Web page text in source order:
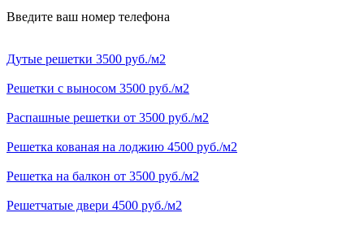
Введите ваш номер телефона
Дутые решетки 3500 руб./м2
Решетки с выносом 3500 руб./м2
Распашные решетки от 3500 руб./м2
Решетка кованая на лоджию 4500 руб./м2
Решетка на балкон от 3500 руб./м2
Решетчатые двери 4500 руб./м2